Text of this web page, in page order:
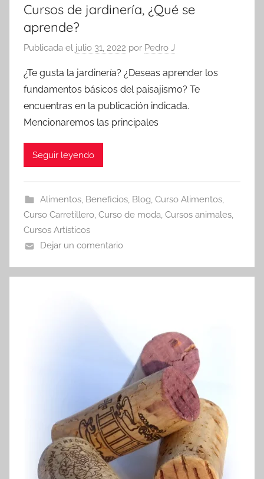
Cursos de jardinería, ¿Qué se
aprende?
Publicada el julio 31, 2022 por Pedro J
¿Te gusta la jardinería? ¿Deseas aprender los
fundamentos básicos del paisajismo? Te
encuentras en la publicación indicada.
Mencionaremos las principales
Seguir leyendo
Alimentos, Beneficios, Blog, Curso Alimentos,
Curso Carretillero, Curso de moda, Cursos animales,
Cursos Artísticos
Dejar un comentario